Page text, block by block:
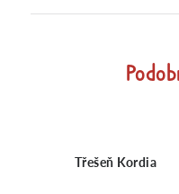
Třešeň Kordia